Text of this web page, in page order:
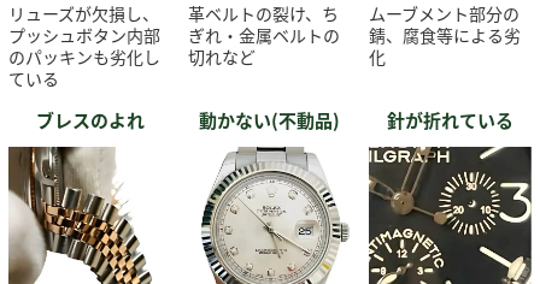
リューズが欠損し、
プッシュボタン内部
のパッキンも劣化し
ている
革ベルトの裂け、ち
ぎれ・金属ベルトの
切れなど
ムーブメント部分の
錆、腐食等による劣
化
ブレスのよれ 動かない(不動品) 針が折れている